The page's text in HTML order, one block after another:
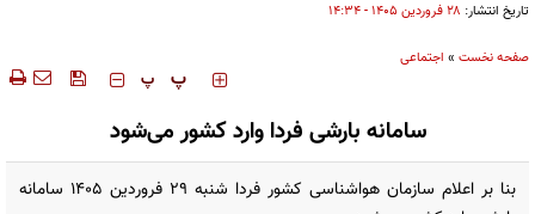
تاریخ انتشار: ۲۸ فروردين ۱۴۰۵ - ۱۴:۳۴
صفحه نخست » اجتماعی
‍‍‍ پ پ
سامانه بارشی فردا وارد کشور می‌شود
بنا بر اعلام سازمان هواشناسی کشور فردا شنبه ۲۹ فروردین ۱۴۰۵ سامانه